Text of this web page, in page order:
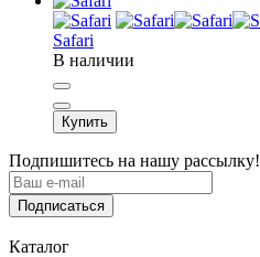
Safari
В наличии
Купить
Подпишитесь на нашу рассылку!
Подписаться
Каталог